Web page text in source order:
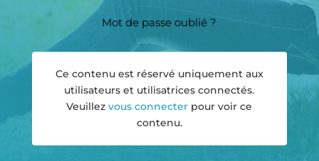
Mot de passe oublié ?
Ce contenu est réservé uniquement aux
utilisateurs et utilisatrices connectés.
Veuillezvous connecter pour voir ce
contenu.